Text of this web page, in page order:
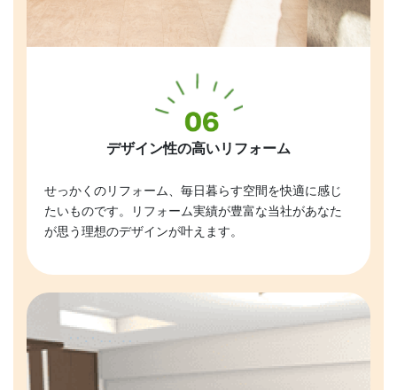
デザイン性の高いリフォーム
せっかくのリフォーム、毎日暮らす空間を快適に感じ
たいものです。リフォーム実績が豊富な当社があなた
が思う理想のデザインが叶えます。